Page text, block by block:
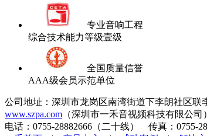
专业音响工程
综合技术能力等级壹级
全国质量信誉
AAA级会员示范单位
公司地址：深圳市龙岗区南湾街道下李朗社区联
www.szpa.com （深圳市一禾音视频科技有限公
电话：0755-28882666（二十线） 传真：0755-